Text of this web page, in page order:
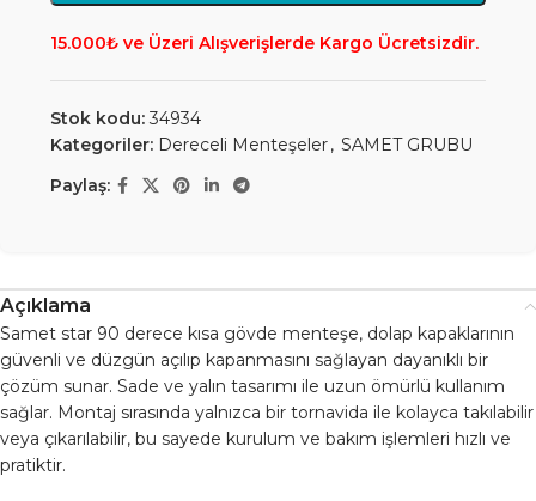
15.000₺ ve Üzeri Alışverişlerde Kargo Ücretsizdir.
Stok kodu:34934
Kategoriler: Dereceli Menteşeler, SAMET GRUBU
Paylaş:
Açıklama
Samet star 90 derece kısa gövde menteşe, dolap kapaklarının
güvenli ve düzgün açılıp kapanmasını sağlayan dayanıklı bir
çözüm sunar. Sade ve yalın tasarımı ile uzun ömürlü kullanım
sağlar. Montaj sırasında yalnızca bir tornavida ile kolayca takılabilir
veya çıkarılabilir, bu sayede kurulum ve bakım işlemleri hızlı ve
pratiktir.